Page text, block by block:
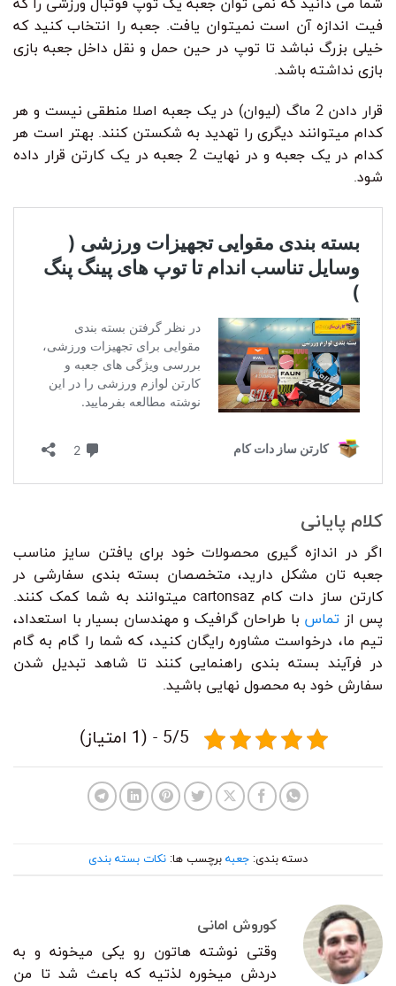
شما می دانید که نمی توان جعبه یک توپ فوتبال ورزشی را که
فیت اندازه آن است نمیتوان یافت. جعبه را انتخاب کنید که
خیلی بزرگ نباشد تا توپ در حین حمل و نقل داخل جعبه بازی
بازی نداشته باشد.
قرار دادن 2 ماگ (لیوان) در یک جعبه اصلا منطقی نیست و هر
کدام میتوانند دیگری را تهدید به شکستن کنند. بهتر است هر
کدام در یک جعبه و در نهایت 2 جعبه در یک کارتن قرار داده
شود.
کلام پایانی
اگر در اندازه گیری محصولات خود برای یافتن سایز مناسب
جعبه تان مشکل دارید، متخصصان بسته بندی سفارشی در
کارتن ساز دات کام cartonsaz میتوانند به شما کمک کنند.
پس از تماس با طراحان گرافیک و مهندسان بسیار با استعداد،
تیم ما، درخواست مشاوره رایگان کنید، که شما را گام به گام
در فرآیند بسته بندی راهنمایی کنند تا شاهد تبدیل شدن
سفارش خود به محصول نهایی باشید.
5/5 - (1 امتیاز)
دسته بندی: جعبه برچسب ها: نکات بسته بندی
کوروش امانی
وقتی نوشته هاتون رو یکی میخونه و به
دردش میخوره لذتیه که باعث شد تا من